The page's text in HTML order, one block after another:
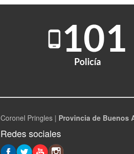
Coronel Pringles | Provincia de Buenos
Redes sociales